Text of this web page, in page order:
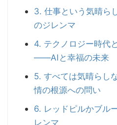
3. 仕事という気晴
のジレンマ
4. テクノロジー時代
――AIと幸福の未来
5. すべては気晴ら
情の根源への問い
6. レッドピルかブ
レンマ